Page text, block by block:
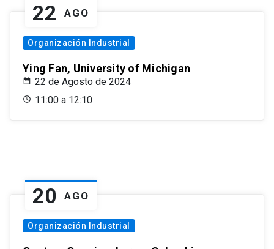
22 AGO
Organización Industrial
Ying Fan, University of Michigan
22 de Agosto de 2024
11:00 a 12:10
20 AGO
Organización Industrial